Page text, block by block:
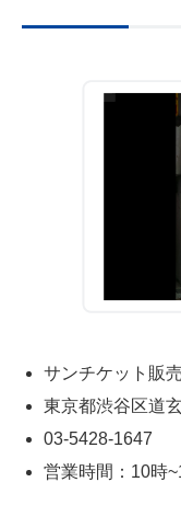
サンチケット販
東京都渋谷区道
03-5428-1647
営業時間：10時